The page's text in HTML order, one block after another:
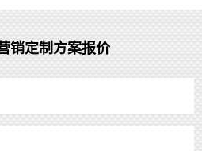
销定制方案报价